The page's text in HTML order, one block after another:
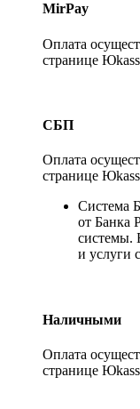
MirPay
Оплата
странице
СБП
Оплата
странице
Система
от Банка
системы.
и услуги
Наличными
Оплата
странице